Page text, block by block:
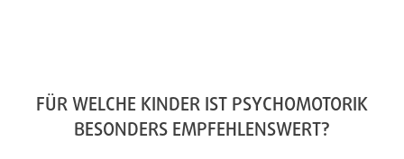
FÜR WELCHE KINDER IST PSYCHOMOTORIK
BESONDERS EMPFEHLENSWERT?